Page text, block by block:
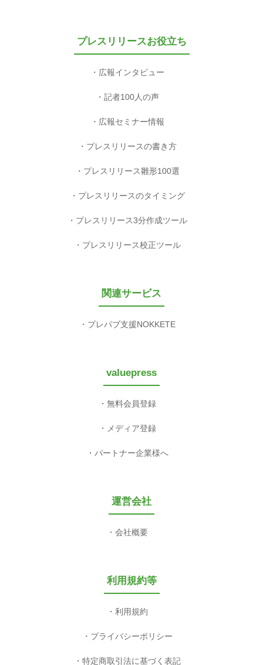
プレスリリースお役立ち
広報インタビュー
記者100人の声
広報セミナー情報
プレスリリースの書き方
プレスリリース雛形100選
プレスリリースのタイミング
プレスリリース3分作成ツール
プレスリリース校正ツール
関連サービス
プレパブ支援NOKKETE
valuepress
無料会員登録
メディア登録
パートナー企業様へ
運営会社
会社概要
利用規約等
利用規約
プライバシーポリシー
特定商取引法に基づく表記